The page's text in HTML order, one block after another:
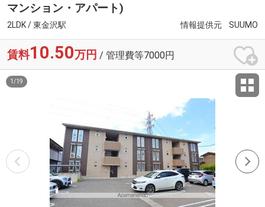
マンション・アパート)
2LDK / 東金沢駅 情報提供元 SUUMO
賃料10.50万円 / 管理費等7000円
1 /19